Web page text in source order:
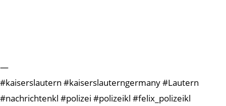
—
#kaiserslautern #kaiserslauterngermany #Lautern
#nachrichtenkl #polizei #polizeikl #felix_polizeikl